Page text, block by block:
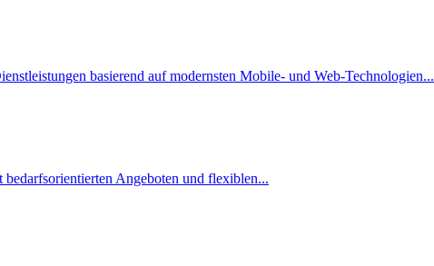
basierend auf modernsten Mobile- und Web-Technologien...
Angeboten und flexiblen...